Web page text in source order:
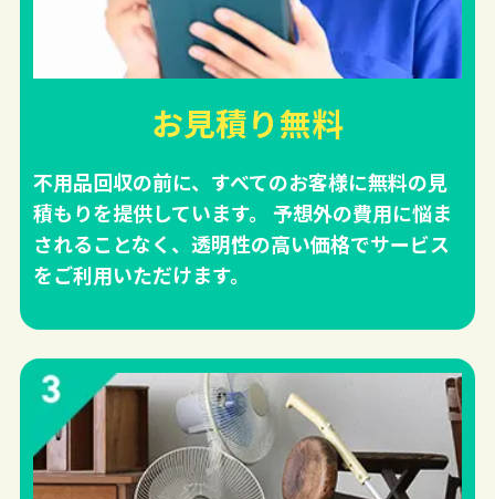
お見積り無料
不用品回収の前に、すべてのお客様に無料の見
積もりを提供しています。 予想外の費用に悩ま
されることなく、透明性の高い価格でサービス
をご利用いただけます。